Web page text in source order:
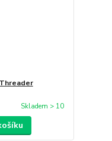
Skladem > 10